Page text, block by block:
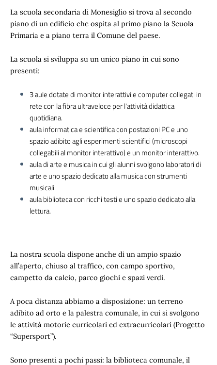
La scuola secondaria di Monesiglio si trova al secondo
piano di un edificio che ospita al primo piano la Scuola
Primaria e a piano terra il Comune del paese.
La scuola si sviluppa su un unico piano in cui sono
presenti:
3 aule dotate di monitor interattivi e computer collegati in
rete con la fibra ultraveloce per l'attività didattica
quotidiana.
aula informatica e scientifica con postazioni PC e uno
spazio adibito agli esperimenti scientifici (microscopi
collegabili al monitor interattivo) e un monitor interattivo.
aula di arte e musica in cui gli alunni svolgono laboratori di
arte e uno spazio dedicato alla musica con strumenti
musicali
aula biblioteca con ricchi testi e uno spazio dedicato alla
lettura.
La nostra scuola dispone anche di un ampio spazio
all’aperto, chiuso al traffico, con campo sportivo,
campetto da calcio, parco giochi e spazi verdi.
A poca distanza abbiamo a disposizione: un terreno
adibito ad orto e la palestra comunale, in cui si svolgono
le attività motorie curricolari ed extracurricolari (Progetto
“Supersport”).
Sono presenti a pochi passi: la biblioteca comunale, il